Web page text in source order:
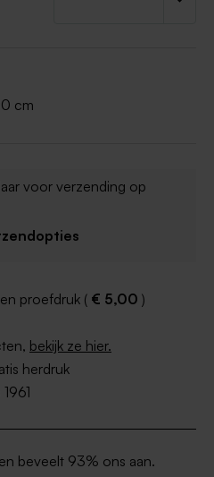
cm
voor verzending op
proefdruk ( € 5,00 )
bekijk ze hier.
herdruk
beveelt 93% ons aan.